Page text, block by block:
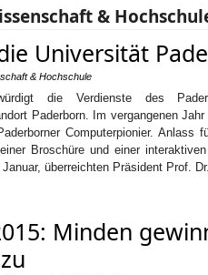
&
Universität
& Hochschule
die Verdienste des
Paderborn. Im vergangenen
Computerpionier. Anlass
Broschüre und einer
Januar, überreichten Präsident Prof.
Minden